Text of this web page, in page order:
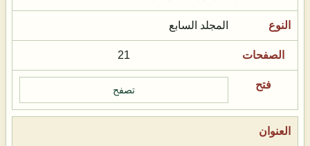
المجلد السابع
21
تصفح